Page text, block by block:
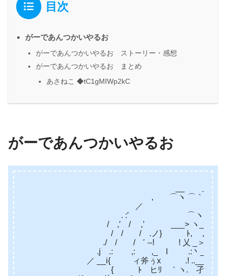
目次
がーであんつかいやるお
がーであんつかいやるお ストーリー・感想
がーであんつかいやるお まとめ
あさねこ ◆tC1gMIWp2kC
がーであんつかいやるお
, ⌒ヽ ⌒｀ヽ
／
. :′ ゝ⌒ヽ〈^〉 .,
/ ,′ / ,’ ___> ヽ_〈
/ / / .ノ} ﾄ, , ヽo
./ / / ゛ -‐! ! 乂 _＞/ ヽ
.j .: ,: ,_ l .:丶__ヽ .{__
／ __i{ ィ斧ぅx .! ..__ .〉 ﾘ
ゝ{ ﾄ ヒﾘ ｀ヽ. 孑ぅ气 ,